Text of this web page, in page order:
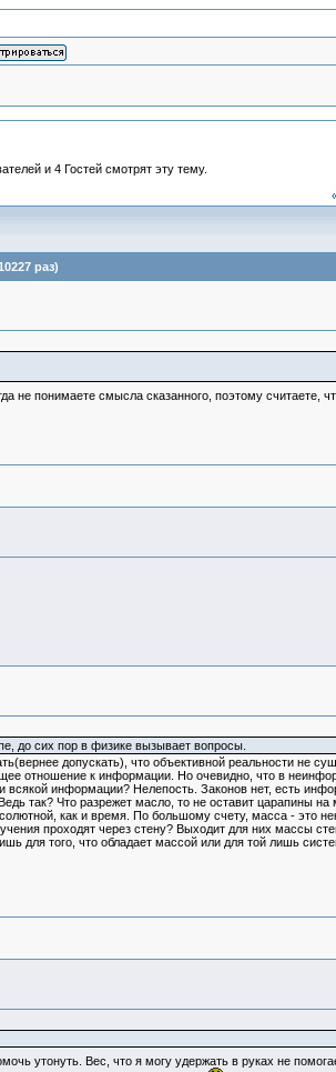
и 4 Гостей смотрят эту тему.
раз)
не понимаете смысла сказанного, поэтому считаете,
до сих пор в физике вызывает вопросы.
допускать), что объективной реальности не
отношение к информации. Но очевидно, что в
информации? Нелепость. Законов нет, есть
так? Что разрежет масло, то не оставит царапины на
как и время. По большому счету, масса - это
проходят через стену? Выходит для них массы
для того, что обладает массой или для той лишь
утонуть. Вес, что я могу удержать в руках не